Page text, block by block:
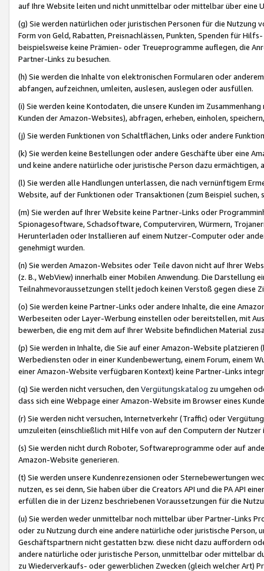
auf Ihre Website leiten und nicht unmittelbar oder mittelbar über eine
(g) Sie werden natürlichen oder juristischen Personen für die Nutzung
Form von Geld, Rabatten, Preisnachlässen, Punkten, Spenden für
beispielsweise keine Prämien- oder Treueprogramme auflegen, die
Partner-Links zu besuchen.
(h) Sie werden die Inhalte von elektronischen Formularen oder
abfangen, aufzeichnen, umleiten, auslesen, auslegen oder ausfüllen.
(i) Sie werden keine Kontodaten, die unsere Kunden im
Kunden der Amazon-Websites), abfragen, erheben, einholen,
(j) Sie werden Funktionen von Schaltflächen, Links oder andere
(k) Sie werden keine Bestellungen oder andere Geschäfte über eine
und keine andere natürliche oder juristische Person dazu
(l) Sie werden alle Handlungen unterlassen, die nach vernünftigem
Website, auf der Funktionen oder Transaktionen (zum Beispiel
(m) Sie werden auf Ihrer Website keine Partner-Links oder
Spionagesoftware, Schadsoftware, Computerviren, Würmern,
Herunterladen oder Installieren auf einem Nutzer-Computer oder
genehmigt wurden.
(n) Sie werden Amazon-Websites oder Teile davon nicht auf Ihrer
(z. B., WebView) innerhalb einer Mobilen Anwendung. Die Darstellung
Teilnahmevoraussetzungen stellt jedoch keinen Verstoß gegen diese
(o) Sie werden keine Partner-Links oder andere Inhalte, die eine
Werbeseiten oder Layer-Werbung einstellen oder bereitstellen, mit
bewerben, die eng mit dem auf Ihrer Website befindlichen Material
(p) Sie werden in Inhalte, die Sie auf einer Amazon-Website
Werbediensten oder in einer Kundenbewertung, einem Forum, einem
einer Amazon-Website verfügbaren Kontext) keine Partner-Links
(q) Sie werden nicht versuchen, den Vergütungskatalog zu umgehen
dass sich eine Webpage einer Amazon-Website im Browser eines
(r) Sie werden nicht versuchen, Internetverkehr (Traffic) oder
umzuleiten (einschließlich mit Hilfe von auf den Computern der
(s) Sie werden nicht durch Roboter, Softwareprogramme oder auf
Amazon-Website generieren.
(t) Sie werden unsere Kundenrezensionen oder Sternebewertungen
nutzen, es sei denn, Sie haben über die Creators API und die PA API
erfüllen die in der Lizenz beschriebenen Voraussetzungen für die
(u) Sie werden weder unmittelbar noch mittelbar über Partner-Links
oder zu Nutzung durch eine andere natürliche oder juristische
Geschäftspartnern nicht gestatten bzw. diese nicht dazu auffordern
andere natürliche oder juristische Person, unmittelbar oder mittelbar
zu Wiederverkaufs- oder gewerblichen Zwecken (gleich welcher Art)